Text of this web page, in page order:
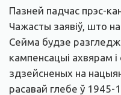
Пазней падчас прэс-
Чажасты заявіў, што
Сейма будзе
кампенсацыі ахвярам
здзейсненых на
расавай глебе ў 1945-